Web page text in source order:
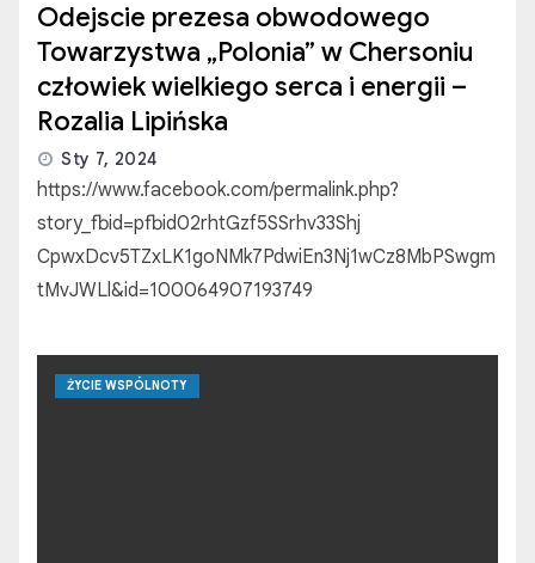
Odejscie prezesa obwodowego
Towarzystwa „Polonia” w Chersoniu
człowiek wielkiego serca i energii –
Rozalia Lipińska
Sty 7, 2024
https://www.facebook.com/permalink.php?
story_fbid=pfbid02rhtGzf5SSrhv33Shj
CpwxDcv5TZxLK1goNMk7PdwiEn3Nj1wCz8MbPSwgm
tMvJWLl&id=100064907193749
ŻYCIE WSPÓLNOTY